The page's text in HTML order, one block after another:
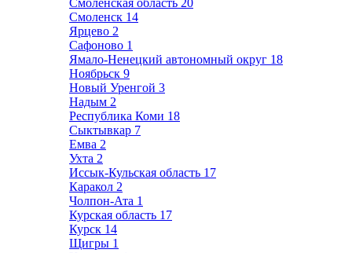
Смоленская область 20
Смоленск 14
Ярцево 2
Сафоново 1
Ямало-Ненецкий автономный округ 18
Ноябрьск 9
Новый Уренгой 3
Надым 2
Республика Коми 18
Сыктывкар 7
Емва 2
Ухта 2
Иссык-Кульская область 17
Каракол 2
Чолпон-Ата 1
Курская область 17
Курск 14
Щигры 1